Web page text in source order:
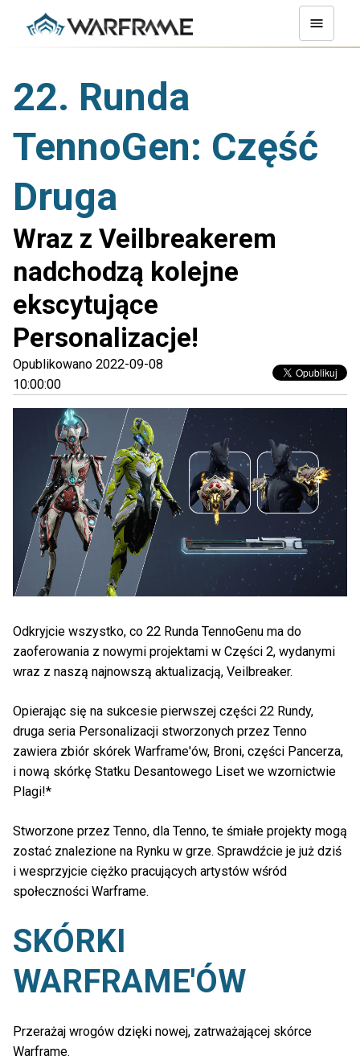
22. Runda
TennoGen: Część
Druga
Wraz z Veilbreakerem
nadchodzą kolejne
ekscytujące
Personalizacje!
Opublikowano 2022-09-08
10:00:00
Odkryjcie wszystko, co 22 Runda TennoGenu ma do
zaoferowania z nowymi projektami w Części 2, wydanymi
wraz z naszą najnowszą aktualizacją, Veilbreaker.
Opierając się na sukcesie pierwszej części 22 Rundy,
druga seria Personalizacji stworzonych przez Tenno
zawiera zbiór skórek Warframe'ów, Broni, części Pancerza,
i nową skórkę Statku Desantowego Liset we wzornictwie
Plagi!*
Stworzone przez Tenno, dla Tenno, te śmiałe projekty mogą
zostać znalezione na Rynku w grze. Sprawdźcie je już dziś
i wesprzyjcie ciężko pracujących artystów wśród
społeczności Warframe.
SKÓRKI
WARFRAME'ÓW
Przerażaj wrogów dzięki nowej, zatrważającej skórce
Warframe.